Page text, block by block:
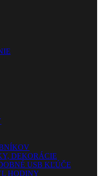
DEKORÁCIE
USB KĽÚČE
HODINY